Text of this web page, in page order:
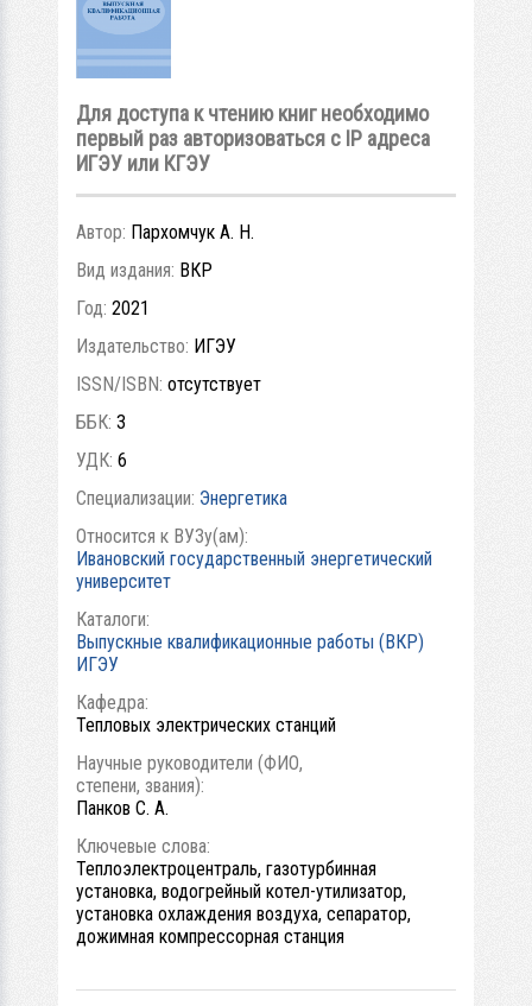
Для доступа к чтению книг необходимо
первый раз авторизоваться с IP адреса
ИГЭУ или КГЭУ
Автор: Пархомчук А. Н.
Вид издания: ВКР
Год: 2021
Издательство: ИГЭУ
ISSN/ISBN: отсутствует
ББК: 3
УДК: 6
Специализации: Энергетика
Относится к ВУЗу(ам):
Ивановский государственный энергетический
университет
Каталоги:
Выпускные квалификационные работы (ВКР)
ИГЭУ
Кафедра:
Тепловых электрических станций
Научные руководители (ФИО,
степени, звания):
Панков С. А.
Ключевые слова:
Теплоэлектроцентраль, газотурбинная
установка, водогрейный котел-утилизатор,
установка охлаждения воздуха, сепаратор,
дожимная компрессорная станция